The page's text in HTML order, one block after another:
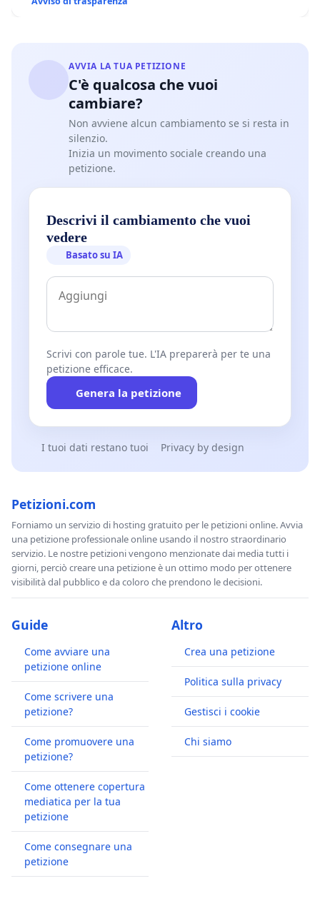
AVVIA LA TUA PETIZIONE
C'è qualcosa che vuoi
cambiare?
Non avviene alcun cambiamento se si resta in
silenzio.
Inizia un movimento sociale creando una
petizione.
Descrivi il cambiamento che vuoi
vedere
Basato su IA
Scrivi con parole tue. L'IA preparerà per te una
petizione efficace.
Genera la petizione
I tuoi dati restano tuoi Privacy by design
Petizioni.com
Forniamo un servizio di hosting gratuito per le petizioni online. Avvia
una petizione professionale online usando il nostro straordinario
servizio. Le nostre petizioni vengono menzionate dai media tutti i
giorni, perciò creare una petizione è un ottimo modo per ottenere
visibilità dal pubblico e da coloro che prendono le decisioni.
Guide
Come avviare una
petizione online
Come scrivere una
petizione?
Come promuovere una
petizione?
Come ottenere copertura
mediatica per la tua
petizione
Come consegnare una
petizione
Altro
Crea una petizione
Politica sulla privacy
Gestisci i cookie
Chi siamo